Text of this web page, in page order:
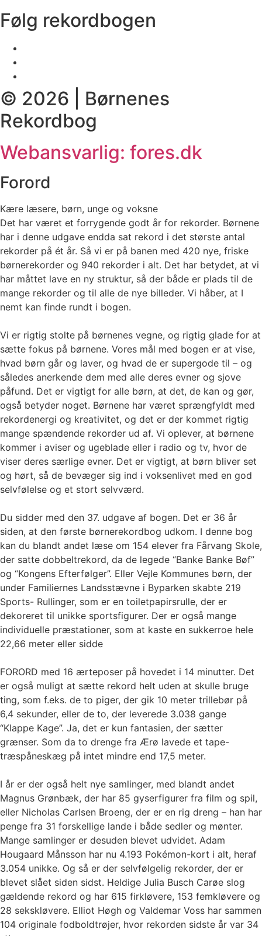
Følg rekordbogen
© 2026 | Børnenes
Rekordbog
Webansvarlig: fores.dk
Forord
Kære læsere, børn, unge og voksne
Det har været et forrygende godt år for rekorder. Børnene
har i denne udgave endda sat rekord i det største antal
rekorder på ét år. Så vi er på banen med 420 nye, friske
børnerekorder og 940 rekorder i alt. Det har betydet, at vi
har måttet lave en ny struktur, så der både er plads til de
mange rekorder og til alle de nye billeder. Vi håber, at I
nemt kan finde rundt i bogen.
Vi er rigtig stolte på børnenes vegne, og rigtig glade for at
sætte fokus på børnene. Vores mål med bogen er at vise,
hvad børn går og laver, og hvad de er supergode til – og
således anerkende dem med alle deres evner og sjove
påfund. Det er vigtigt for alle børn, at det, de kan og gør,
også betyder noget. Børnene har været sprængfyldt med
rekordenergi og kreativitet, og det er der kommet rigtig
mange spændende rekorder ud af. Vi oplever, at børnene
kommer i aviser og ugeblade eller i radio og tv, hvor de
viser deres særlige evner. Det er vigtigt, at børn bliver set
og hørt, så de bevæger sig ind i voksenlivet med en god
selvfølelse og et stort selvværd.
Du sidder med den 37. udgave af bogen. Det er 36 år
siden, at den første børnerekordbog udkom. I denne bog
kan du blandt andet læse om 154 elever fra Fårvang Skole,
der satte dobbeltrekord, da de legede “Banke Banke Bøf”
og “Kongens Efterfølger”. Eller Vejle Kommunes børn, der
under Familiernes Landsstævne i Byparken skabte 219
Sports- Rullinger, som er en toiletpapirsrulle, der er
dekoreret til unikke sportsfigurer. Der er også mange
individuelle præstationer, som at kaste en sukkerroe hele
22,66 meter eller sidde
FORORD med 16 ærteposer på hovedet i 14 minutter. Det
er også muligt at sætte rekord helt uden at skulle bruge
ting, som f.eks. de to piger, der gik 10 meter trillebør på
6,4 sekunder, eller de to, der leverede 3.038 gange
“Klappe Kage”. Ja, det er kun fantasien, der sætter
grænser. Som da to drenge fra Ærø lavede et tape-
træspåneskæg på intet mindre end 17,5 meter.
I år er der også helt nye samlinger, med blandt andet
Magnus Grønbæk, der har 85 gyserfigurer fra film og spil,
eller Nicholas Carlsen Broeng, der er en rig dreng – han har
penge fra 31 forskellige lande i både sedler og mønter.
Mange samlinger er desuden blevet udvidet. Adam
Hougaard Månsson har nu 4.193 Pokémon-kort i alt, heraf
3.054 unikke. Og så er der selvfølgelig rekorder, der er
blevet slået siden sidst. Heldige Julia Busch Carøe slog
gældende rekord og har 615 firkløvere, 153 femkløvere og
28 sekskløvere. Elliot Høgh og Valdemar Voss har sammen
104 originale fodboldtrøjer, hvor rekorden sidste år var 34